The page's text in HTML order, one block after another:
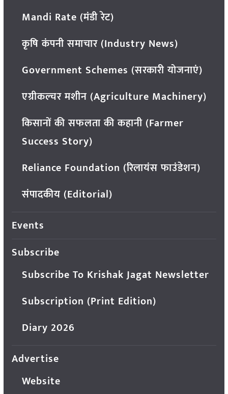
Mandi Rate (मंडी रेट)
कृषि कंपनी समाचार (Industry News)
Government Schemes (सरकारी योजनाएं)
एग्रीकल्चर मशीन (Agriculture Machinery)
किसानों की सफलता की कहानी (Farmer
Success Story)
Reliance Foundation (रिलायंस फाउंडेशन)
संपादकीय (Editorial)
Events
Subscribe
Subscribe To Krishak Jagat Newsletter
Subscription (Print Edition)
Diary 2026
Advertise
Website